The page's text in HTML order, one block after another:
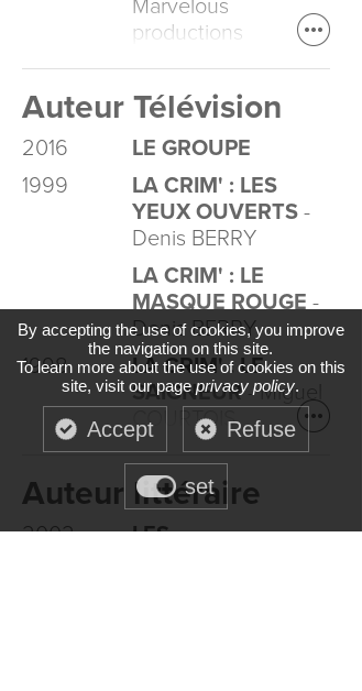
Marvelous
productions
Auteur Télévision
2016
LE GROUPE
1999
LA CRIM' : LES
YEUX OUVERTS -
Denis BERRY
LA CRIM' : LE
MASQUE ROUGE-
Denis BERRY
1998
LA CRIM' : LE
SAIGNEUR- Miguel
COURTOIS
Auteur littéraire
2002
LES
By accepting the use of cookies, you improve
the navigation on this site.
To learn more about the use of cookies on this
site, visit our pageprivacy policy.
Accept Refuse
set